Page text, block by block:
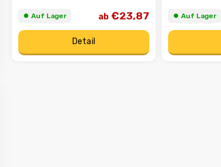
⏺︎ Auf Lager ab€23,87
Detail
⏺︎ Auf Lager